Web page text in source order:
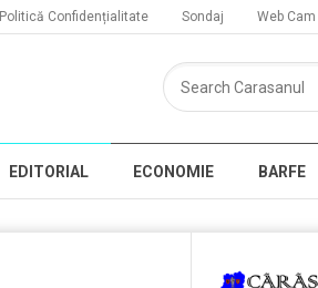
Politică Confidențialitate Sondaj Web Cam
EDITORIAL ECONOMIE BARFE